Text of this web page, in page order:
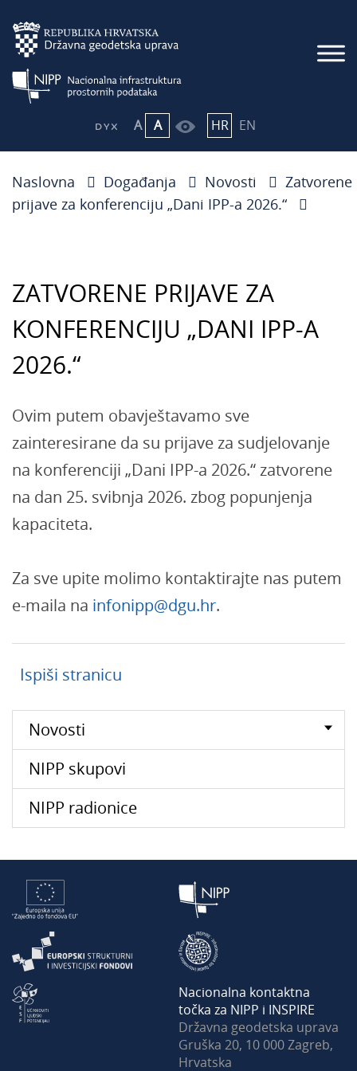
A A HR EN
Naslovna Događanja Novosti
Zatvorene
prijave za konferenciju „Dani IPP-a 2026.“
ZATVORENE PRIJAVE ZA
KONFERENCIJU „DANI IPP-A
2026.“
Ovim putem obavještavamo sve
zainteresirane da su prijave za sudjelovanje
na konferenciji „Dani IPP-a 2026.“ zatvorene
na dan 25. svibnja 2026. zbog popunjenja
kapaciteta.
Za sve upite molimo kontaktirajte nas putem
e-maila na infonipp@dgu.hr.
Ispiši stranicu
Novosti
NIPP skupovi
NIPP radionice
Nacionalna kontaktna
točka za NIPP i INSPIRE
Državna geodetska uprava
Gruška 20, 10 000 Zagreb,
Hrvatska